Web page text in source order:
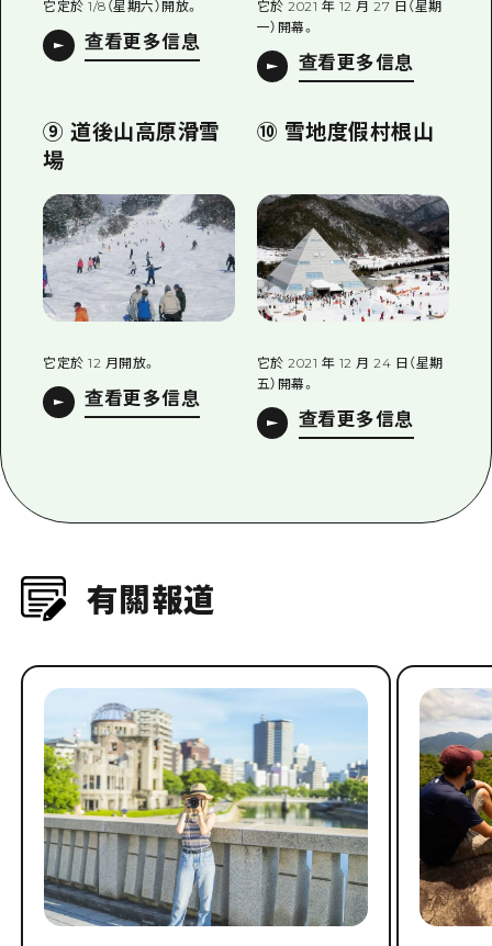
它定於 1/8（星期六）開放。
查看更多信息
它於 2021 年 12 月 27 日（星期
一）開幕。
查看更多信息
⑨ 道後山高原滑雪
場
它定於 12 月開放。
查看更多信息
⑩ 雪地度假村根山
它於 2021 年 12 月 24 日（星期
五）開幕。
查看更多信息
有關報道